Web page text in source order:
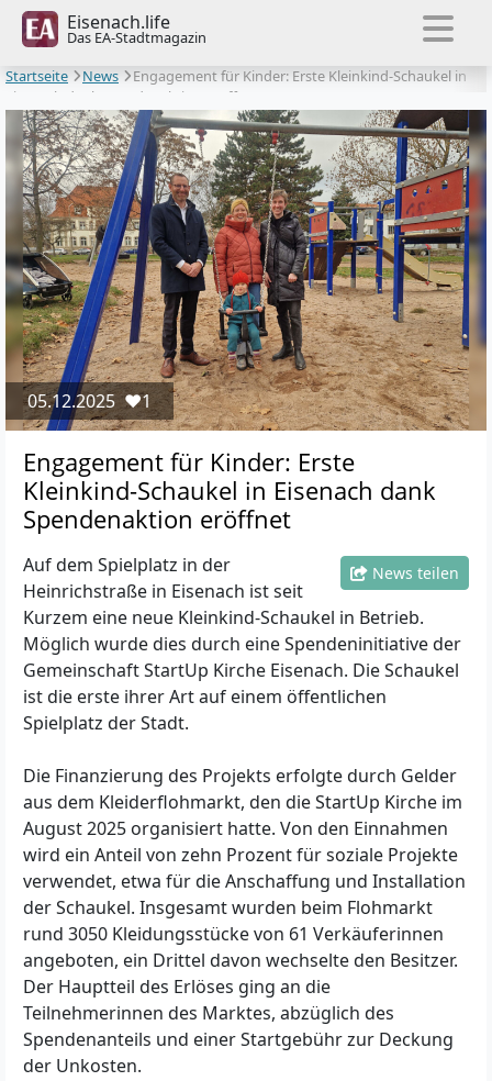
Eisenach.life
Das EA-Stadtmagazin
Startseite
News
Engagement für Kinder: Erste Kleinkind-Schaukel in
Eisenach dank Spendenaktion eröffnet
05.12.2025 ❤️1
Engagement für Kinder: Erste
Kleinkind-Schaukel in Eisenach dank
Spendenaktion eröffnet
News teilen
Auf dem Spielplatz in der
Heinrichstraße in Eisenach ist seit
Kurzem eine neue Kleinkind-Schaukel in Betrieb.
Möglich wurde dies durch eine Spendeninitiative der
Gemeinschaft StartUp Kirche Eisenach. Die Schaukel
ist die erste ihrer Art auf einem öffentlichen
Spielplatz der Stadt.
Die Finanzierung des Projekts erfolgte durch Gelder
aus dem Kleiderflohmarkt, den die StartUp Kirche im
August 2025 organisiert hatte. Von den Einnahmen
wird ein Anteil von zehn Prozent für soziale Projekte
verwendet, etwa für die Anschaffung und Installation
der Schaukel. Insgesamt wurden beim Flohmarkt
rund 3050 Kleidungsstücke von 61 Verkäuferinnen
angeboten, ein Drittel davon wechselte den Besitzer.
Der Hauptteil des Erlöses ging an die
Teilnehmerinnen des Marktes, abzüglich des
Spendenanteils und einer Startgebühr zur Deckung
der Unkosten.